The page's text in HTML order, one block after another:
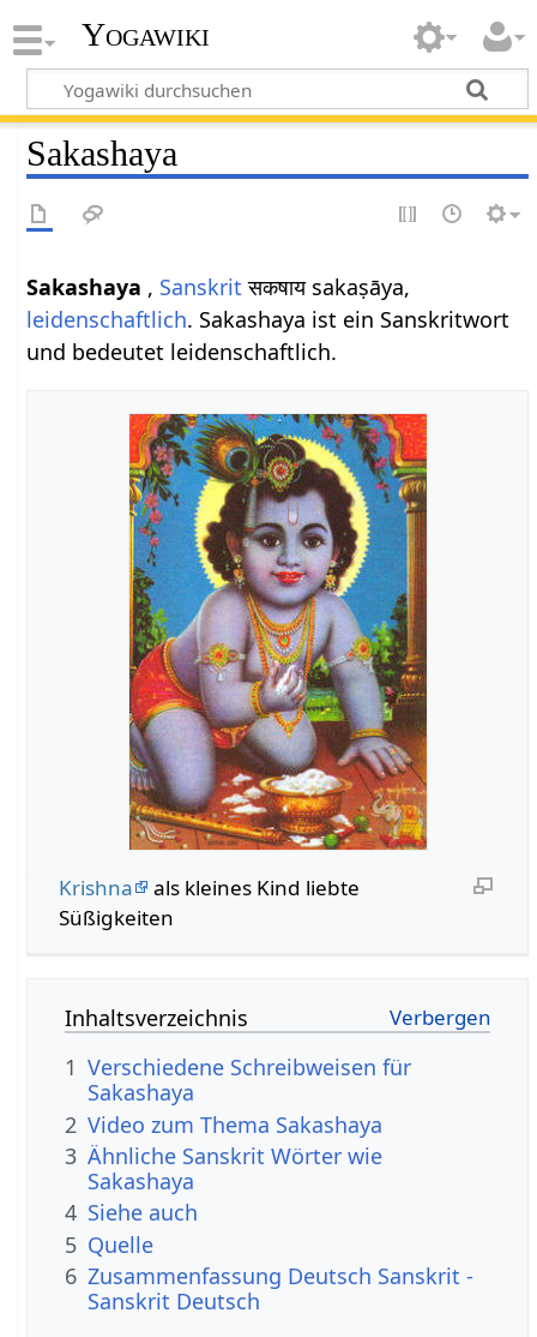
Yogawiki
Sakashaya
Sakashaya , Sanskrit सकषाय sakaṣāya,
leidenschaftlich. Sakashaya ist ein Sanskritwort
und bedeutet leidenschaftlich.
Krishna
als kleines Kind liebte
Süßigkeiten
Inhaltsverzeichnis
1 Verschiedene Schreibweisen für
Sakashaya
2 Video zum Thema Sakashaya
3 Ähnliche Sanskrit Wörter wie
Sakashaya
4 Siehe auch
5 Quelle
6 Zusammenfassung Deutsch Sanskrit -
Sanskrit Deutsch